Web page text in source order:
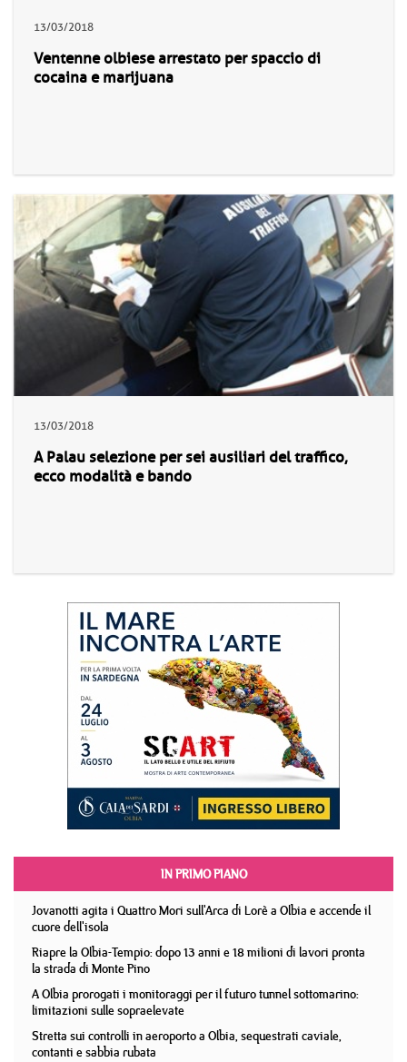
13/03/2018
Ventenne olbiese arrestato per spaccio di
cocaina e marijuana
13/03/2018
A Palau selezione per sei ausiliari del traffico,
ecco modalità e bando
IN PRIMO PIANO
Jovanotti agita i Quattro Mori sull'Arca di Lorè a Olbia e accende il
cuore dell'isola
Riapre la Olbia-Tempio: dopo 13 anni e 18 milioni di lavori pronta
la strada di Monte Pino
A Olbia prorogati i monitoraggi per il futuro tunnel sottomarino:
limitazioni sulle sopraelevate
Stretta sui controlli in aeroporto a Olbia, sequestrati caviale,
contanti e sabbia rubata